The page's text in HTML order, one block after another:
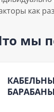
как
мы
БАРАБАНЫ